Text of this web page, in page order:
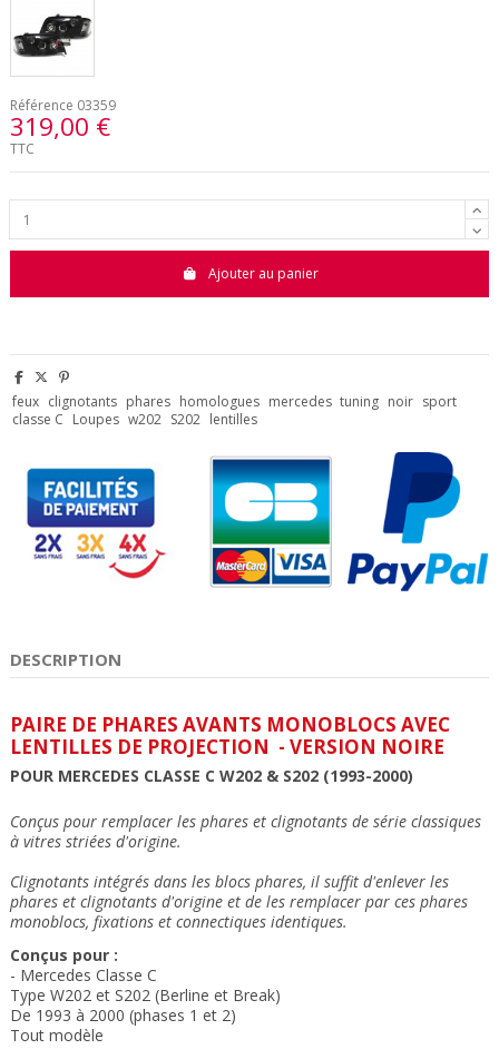
Référence 03359
319,00 €
TTC
Ajouter au panier
feux clignotants phares homologues mercedes tuning noir sport
classe C Loupes w202 S202 lentilles
DESCRIPTION
PAIRE DE PHARES AVANTS MONOBLOCS AVEC
LENTILLES DE PROJECTION - VERSION NOIRE
POUR MERCEDES CLASSE C W202 & S202 (1993-2000)
Conçus pour remplacer les phares et clignotants de série classiques
à vitres striées d'origine.
Clignotants intégrés dans les blocs phares, il suffit d'enlever les
phares et clignotants d'origine et de les remplacer par ces phares
monoblocs, fixations et connectiques identiques.
Conçus pour :
- Mercedes Classe C
Type W202 et S202 (Berline et Break)
De 1993 à 2000 (phases 1 et 2)
Tout modèle